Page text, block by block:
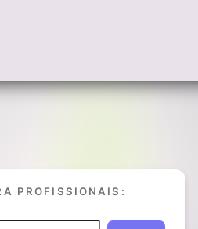
PROFISSIONAIS: